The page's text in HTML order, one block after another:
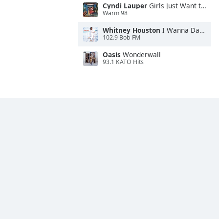
Cyndi Lauper Girls Just Want to Have Fun
Warm 98
Whitney Houston I Wanna Dance With Somebody
102.9 Bob FM
Oasis Wonderwall
93.1 KATO Hits